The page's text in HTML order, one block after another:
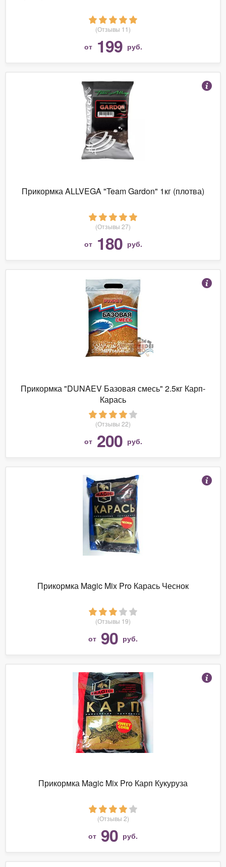
(Отзывы 11)
от 199 руб.
Прикормка ALLVEGA "Team Gardon" 1кг (плотва)
(Отзывы 27)
от 180 руб.
Прикормка "DUNAEV Базовая смесь" 2.5кг Карп-
Карась
(Отзывы 22)
от 200 руб.
Прикормка Magic Mix Pro Карась Чеснок
(Отзывы 19)
от 90 руб.
Прикормка Magic Mix Pro Карп Кукуруза
(Отзывы 2)
от 90 руб.